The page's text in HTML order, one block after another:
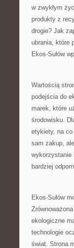
w zwykłym
produkty z
drogie? Jak
ubrania, które
Ekos-Sułów
Wartością
podejścia do
marek, które
środowisku.
etykiety, na co
sam zakup,
wykorzystanie
bardziej
Ekos-Sułów
ekologiczne
technologie
świat. Strona